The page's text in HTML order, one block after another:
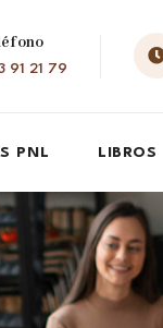
91 21 79
PNL LIBROS